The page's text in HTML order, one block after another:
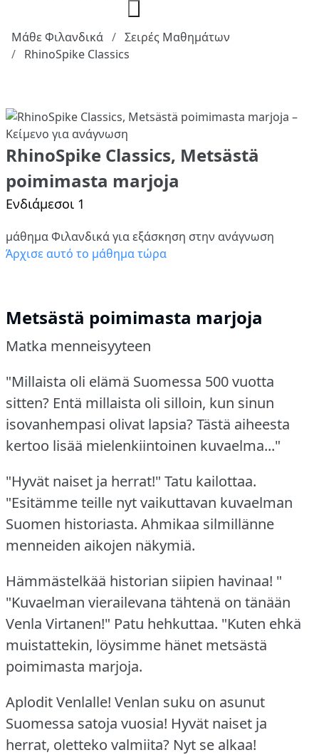
Μάθε Φιλανδικά
Σειρές Μαθημάτων
RhinoSpike Classics
RhinoSpike Classics, Metsästä
poimimasta marjoja
Ενδιάμεσοι 1
μάθημα Φιλανδικά για εξάσκηση στην ανάγνωση
Άρχισε αυτό το μάθημα τώρα
Metsästä poimimasta marjoja
Matka menneisyyteen
"Millaista oli elämä Suomessa 500 vuotta
sitten? Entä millaista oli silloin, kun sinun
isovanhempasi olivat lapsia?Tästä aiheesta
kertoo lisää mielenkiintoinen kuvaelma..."
"Hyvät naiset ja herrat!" Tatu kailottaa.
"Esitämme teille nyt vaikuttavan kuvaelman
Suomen historiasta. Ahmikaa silmillänne
menneiden aikojen näkymiä.
Hämmästelkää historian siipien havinaa! "
"Kuvaelman vierailevana tähtenä on tänään
Venla Virtanen!" Patu hehkuttaa. "Kuten ehkä
muistattekin, löysimme hänet metsästä
poimimasta marjoja.
Aplodit Venlalle! Venlan suku on asunut
Suomessa satoja vuosia! Hyvät naiset ja
herrat, oletteko valmiita? Nyt se alkaa!